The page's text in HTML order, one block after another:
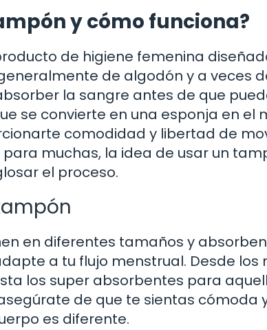
y cómo funciona?
de higiene femenina
de algodón y a veces
la sangre antes de que
se convierte en una esponja en el
comodidad y libertad de
para muchas, la idea de usar un
el proceso.
en diferentes tamaños y
a tu flujo menstrual. Desde
los super absorbentes para
de que te sientas cómoda
es diferente.